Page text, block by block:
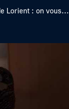
Lorient : on vous...